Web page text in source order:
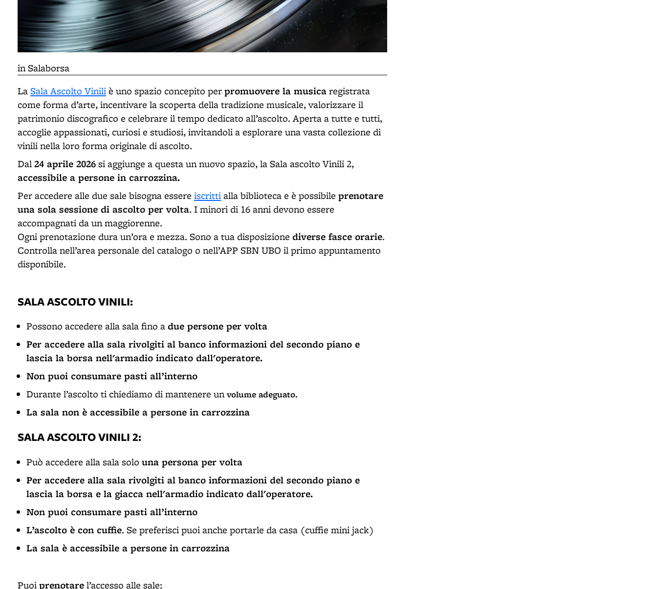
in Salaborsa
La Sala Ascolto Vinili è uno spazio concepito perpromuovere la musicaregistrata
come forma d’arte, incentivare la scoperta della tradizione musicale, valorizzare il
patrimonio discografico e celebrare il tempo dedicato all’ascolto. Aperta a tutte e tutti,
accoglie appassionati, curiosi e studiosi, invitandoli a esplorare una vasta collezione di
vinili nella loro forma originale di ascolto.
Dal24 aprile 2026si aggiunge a questa un nuovo spazio, la Sala ascolto Vinili 2,
accessibile a persone in carrozzina.
Per accedere alle due sale bisogna essere iscrittialla biblioteca e è possibile prenotare
una sola sessione di ascolto per volta. I minori di 16 anni devono essere
accompagnati da un maggiorenne.
Ogni prenotazione dura un’ora e mezza. Sono a tua disposizione diverse fasce orarie.
Controlla nell’area personale del catalogo o nell’APP SBN UBO il primo appuntamento
disponibile.
SALA ASCOLTO VINILI:
Possono accedere alla sala fino a due persone per volta
Per accedere alla sala rivolgiti al banco informazioni del secondo piano e
lascia la borsa nell'armadio indicato dall'operatore.
Non puoi consumare pasti all’interno
Durante l’ascolto ti chiediamo di mantenere unvolume adeguato.
La sala non è accessibile a persone in carrozzina
SALA ASCOLTO VINILI 2:
Può accedere alla sala solo una persona per volta
Per accedere alla sala rivolgiti al banco informazioni del secondo piano e
lascia la borsa e la giacca nell'armadio indicato dall'operatore.
Non puoi consumare pasti all’interno
L’ascolto è con cuffie. Se preferisci puoi anche portarle da casa (cuffie mini jack)
La sala è accessibile a persone in carrozzina
Puoiprenotarel’accesso alle sale: